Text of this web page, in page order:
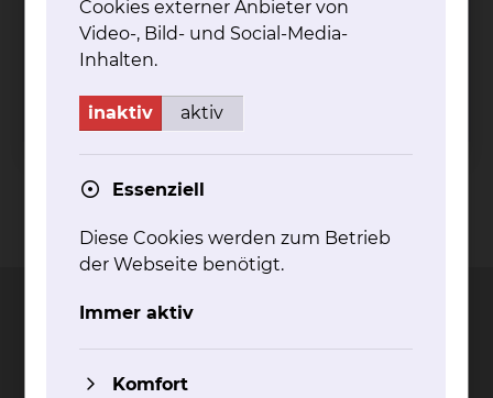
Fichtengrund 1, 38126 Braunschweig
Holwedestraße 16, 38118 Braunschweig
Tel.:+49 531 595 4430
Bildnachweise
Entgelttransparenz Cookie Einstellungen
Städtisches Klinikum
Cookies externer Anbieter von
Video-, Bild- und Social-Media-
Inhalten.
inaktiv aktiv
Essenziell
Diese Cookies werden zum Betrieb
der Webseite benötigt.
Immer aktiv
Komfort